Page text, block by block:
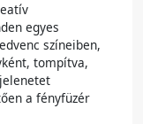
egyes
színeiben,
tompítva,
a fényfüzér